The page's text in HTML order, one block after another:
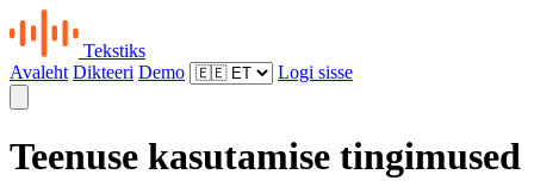
Tekstiks
Avaleht Dikteeri Demo Logi sisse
Teenuse kasutamise tingimused